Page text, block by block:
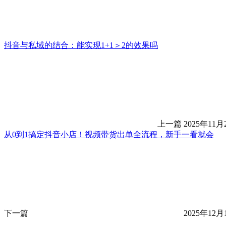
抖音与私域的结合：能实现1+1＞2的效果吗
上一篇 2025年11
从0到1搞定抖音小店！视频带货出单全流程，新手一看就会
下一篇 2025年12